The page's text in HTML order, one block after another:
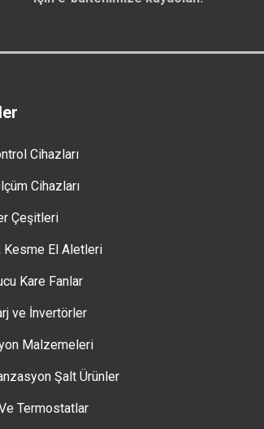
Cihazları
Cihazları
Çeşitleri
Kesme El Aletleri
Kare Fanlar
ve İnvertörler
Malzemeleri
Şalt Ürünler
Ve Termostatlar